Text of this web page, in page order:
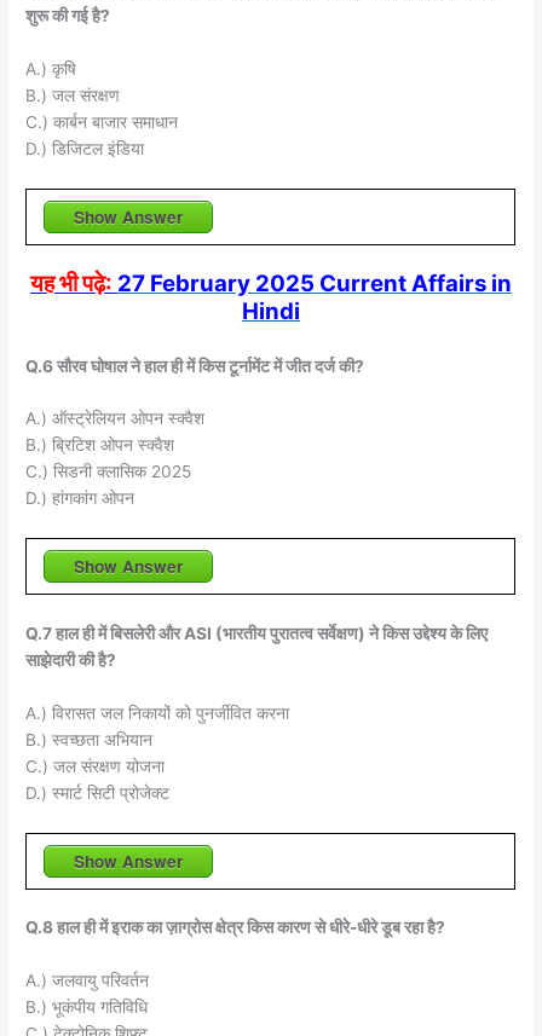
शुरू की गई है?
A.) कृषि
B.) जल संरक्षण
C.) कार्बन बाजार समाधान
D.) डिजिटल इंडिया
Show Answer
यह भी पढ़े: 27 February 2025 Current Affairs in
Hindi
Q.6 सौरव घोषाल ने हाल ही में किस टूर्नामेंट में जीत दर्ज की?
A.) ऑस्ट्रेलियन ओपन स्क्वैश
B.) ब्रिटिश ओपन स्क्वैश
C.) सिडनी क्लासिक 2025
D.) हांगकांग ओपन
Show Answer
Q.7 हाल ही में बिसलेरी और ASI (भारतीय पुरातत्व सर्वेक्षण) ने किस उद्देश्य के लिए
साझेदारी की है?
A.) विरासत जल निकायों को पुनर्जीवित करना
B.) स्वच्छता अभियान
C.) जल संरक्षण योजना
D.) स्मार्ट सिटी प्रोजेक्ट
Show Answer
Q.8 हाल ही में इराक का ज़ाग्रोस क्षेत्र किस कारण से धीरे-धीरे डूब रहा है?
A.) जलवायु परिवर्तन
B.) भूकंपीय गतिविधि